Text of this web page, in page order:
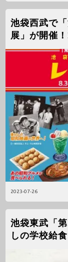
2023-07-26
池袋西武で
展」が開催
池袋東武「
しの学校給